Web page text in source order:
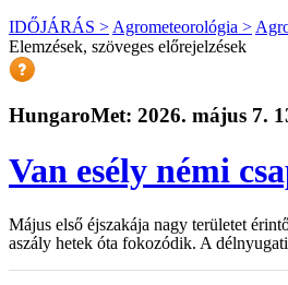
IDŐJÁRÁS > Agrometeorológia >
Elemzések, szöveges előrejelzések
HungaroMet: 2026. május 7.
Van esély némi
Május első éjszakája nagy területet
aszály hetek óta fokozódik. A